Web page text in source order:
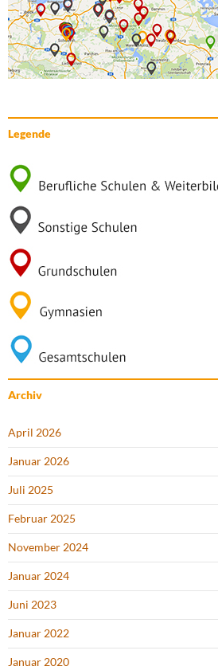
Legende
Archiv
April 2026
Januar 2026
Juli 2025
Februar 2025
November 2024
Januar 2024
Juni 2023
Januar 2022
Januar 2020